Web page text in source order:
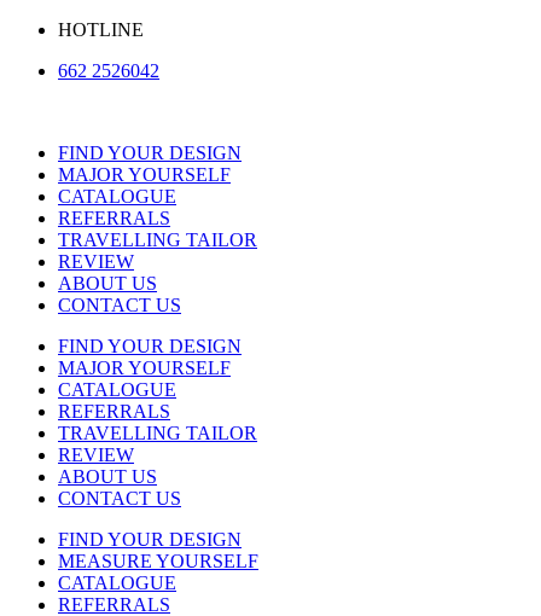
Skip
content
HOTLINE
662 2526042
FIND YOUR DESIGN
MAJOR YOURSELF
CATALOGUE
REFERRALS
TRAVELLING TAILOR
REVIEW
ABOUT US
CONTACT US
FIND YOUR DESIGN
MAJOR YOURSELF
CATALOGUE
REFERRALS
TRAVELLING TAILOR
REVIEW
ABOUT US
CONTACT US
FIND YOUR DESIGN
MEASURE YOURSELF
CATALOGUE
REFERRALS